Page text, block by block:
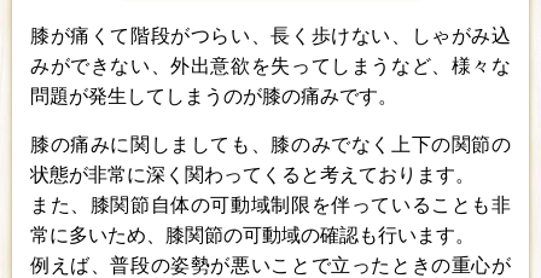
膝が痛くて階段がつらい、長く歩けない、しゃがみ込
みができない、外出意欲を失ってしまうなど、様々な
問題が発生してしまうのが膝の痛みです。
膝の痛みに関しましても、膝のみでなく上下の関節の
状態が非常に深く関わってくると考えております。
また、膝関節自体の可動域制限を伴っていることも非
常に多いため、膝関節の可動域の確認も行います。
例えば、普段の姿勢が悪いことで立ったときの重心が